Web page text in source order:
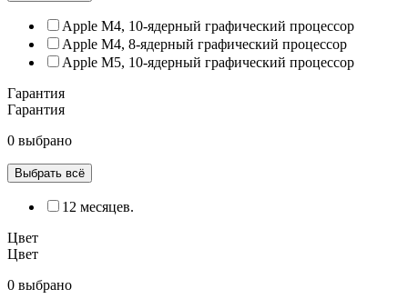
Apple M4, 10‑ядерный графический процессор
Apple M4, 8‑ядерный графический процессор
Apple M5, 10‑ядерный графический процессор
Гарантия
Гарантия
0 выбрано
Выбрать всё
12 месяцев.
Цвет
Цвет
0 выбрано